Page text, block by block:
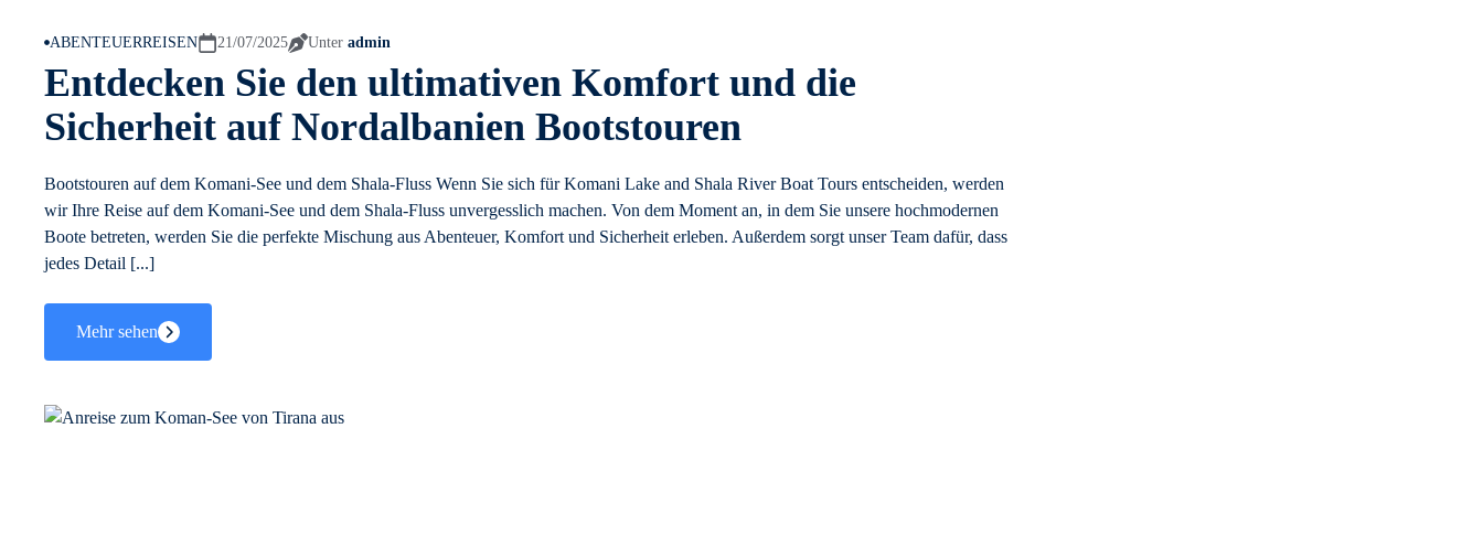
ABENTEUERREISEN 21/07/2025 Unter admin
Entdecken Sie den ultimativen Komfort und die
Sicherheit auf Nordalbanien Bootstouren
Bootstouren auf dem Komani-See und dem Shala-Fluss Wenn Sie sich für Komani Lake and Shala River Boat Tours entscheiden, werden
wir Ihre Reise auf dem Komani-See und dem Shala-Fluss unvergesslich machen. Von dem Moment an, in dem Sie unsere hochmodernen
Boote betreten, werden Sie die perfekte Mischung aus Abenteuer, Komfort und Sicherheit erleben. Außerdem sorgt unser Team dafür, dass
jedes Detail [...]
Mehr sehen